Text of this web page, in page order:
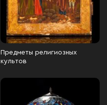
Предметы религиозных
культов